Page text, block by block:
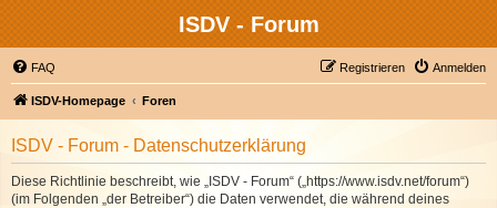
ISDV - Forum
FAQ Anmelden
Registrieren
ISDV-Homepage Foren
ISDV - Forum - Datenschutzerklärung
Diese Richtlinie beschreibt, wie „ISDV - Forum“ („https://www.isdv.net/forum“)
(im Folgenden „der Betreiber“) die Daten verwendet, die während deines